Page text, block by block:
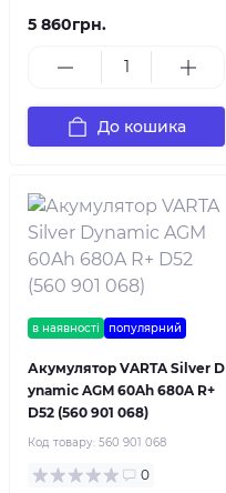
5 860грн.
До кошика
в наявності популярний
Акумулятор VARTA Silver D
ynamic AGM 60Ah 680A R+
D52 (560 901 068)
Код товару: 560 901 068
0